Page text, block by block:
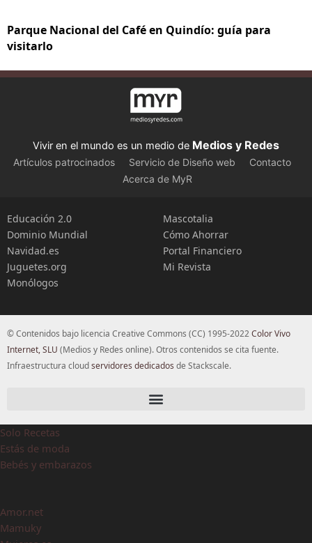
Parque Nacional del Café en Quindío: guía para
visitarlo
Vivir en el mundo es un medio de Medios y Redes
Artículos patrocinados Servicio de Diseño web
Contacto
Acerca de MyR
Educación 2.0
Dominio Mundial
Navidad.es
Juguetes.org
Monólogos
Mascotalia
Cómo Ahorrar
Portal Financiero
Mi Revista
© Contenidos bajo licencia Creative Commons (CC) 1995-2022Color Vivo
Internet, SLU (Medios y Redes online). Otros contenidos se cita fuente.
Infraestructura cloudservidores dedicados de Stackscale.
Solo Recetas
Estás de moda
Bebés y embarazos
Amor.net
Mamuky